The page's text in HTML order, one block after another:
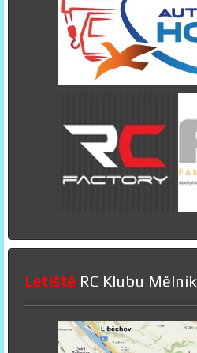
Letiště RC Klubu Mělník